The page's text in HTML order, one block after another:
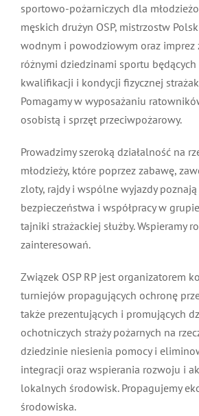
sportowo-pożarniczych dla
męskich drużyn OSP, mistrzostw
wodnym i powodziowym oraz imprez
różnymi dziedzinami sportu
kwalifikacji i kondycji fizycznej
Pomagamy w wyposażaniu
osobistą i sprzęt przeciwpożarowy.
Prowadzimy szeroką działalność na
młodzieży, które poprzez zabawę,
zloty, rajdy i wspólne wyjazdy poznają
bezpieczeństwa i współpracy w
tajniki strażackiej służby. Wspieramy
zainteresowań.
Związek OSP RP jest organizatorem
turniejów propagujących ochronę
także prezentujących i promujących
ochotniczych straży pożarnych na
dziedzinie niesienia pomocy i
integracji oraz wspierania rozwoju i
lokalnych środowisk. Propagujemy
środowiska.